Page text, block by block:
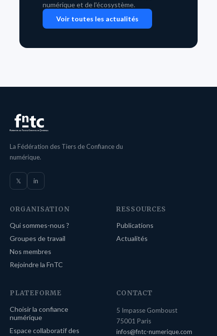
numérique et de l'écosystème.
Voir toutes les actualités
La Fédération des Tiers de Confiance du
numérique.
𝕏 in
ORGANISATION
Qui sommes-nous ?
Groupes de travail
Nos membres
Rejoindre la FnTC
RESSOURCES
Publications
Actualités
PLATEFORME
Choisir la confiance
numérique
Espace collaboratif des
CONTACT
5 Impasse Gomboust
75001 Paris
infos@fntc-numerique.com